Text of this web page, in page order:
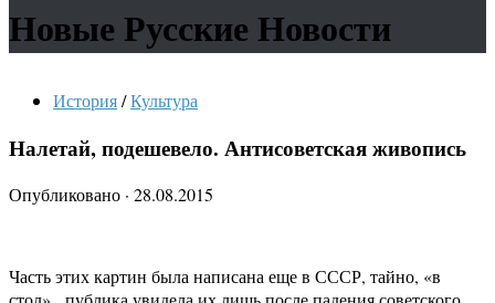
Новые Русские Новости
История/Культура
Налетай, подешевело. Антисоветская живопись
Опубликовано · 28.08.2015
Часть этих картин была написана еще в СССР, тайно, «в